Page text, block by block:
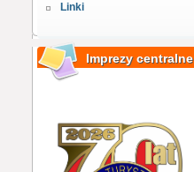
Linki
Imprezy centralne